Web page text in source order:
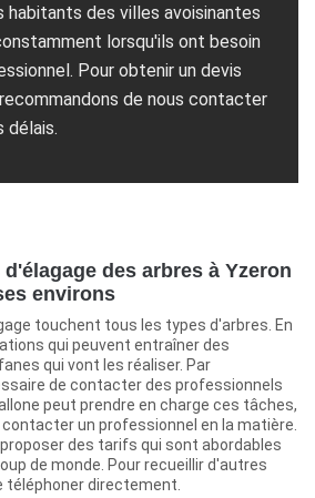
des villes avoisinantes
lorsqu'ils ont besoin
Pour obtenir un devis
de nous contacter
délais.
des arbres à Yzeron
environs
touchent tous les types d'arbres. En
qui peuvent entraîner des
qui vont les réaliser. Par
de contacter des professionnels
peut prendre en charge ces tâches,
un professionnel en la matière.
des tarifs qui sont abordables
de monde. Pour recueillir d'autres
téléphoner directement.